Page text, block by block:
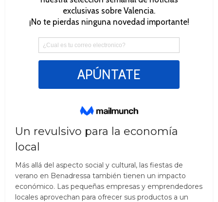
Un revulsivo para la economía
local
Más allá del aspecto social y cultural, las fiestas de
verano en Benadressa también tienen un impacto
económico. Las pequeñas empresas y emprendedores
locales aprovechan para ofrecer sus productos a un